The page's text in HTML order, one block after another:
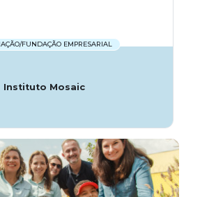
FUNDAÇÃO EMPRESARIAL
Instituto Mosaic